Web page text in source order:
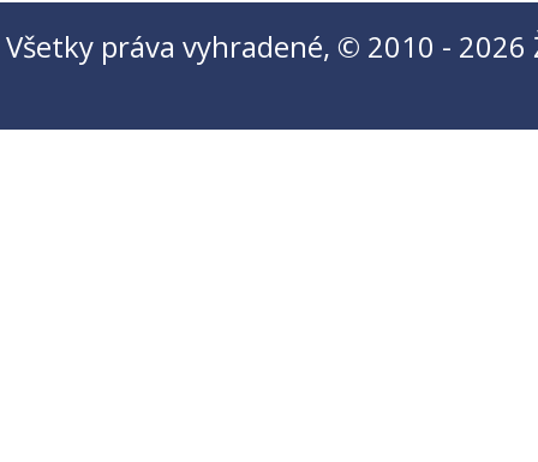
Všetky práva vyhradené, © 2010 -